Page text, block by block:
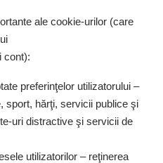
ale cookie-urilor (care
cont):
preferinţelor utilizatorului –
sport, hărţi, servicii publice şi
uri distractive şi servicii de
utilizatorilor – reţinerea